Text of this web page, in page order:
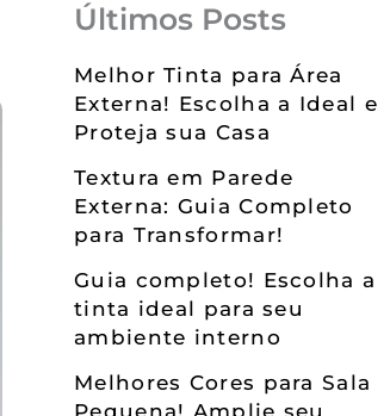
Últimos Posts
Melhor Tinta para Área
Externa! Escolha a Ideal e
Proteja sua Casa
Textura em Parede
Externa: Guia Completo
para Transformar!
Guia completo! Escolha a
tinta ideal para seu
ambiente interno
Melhores Cores para Sala